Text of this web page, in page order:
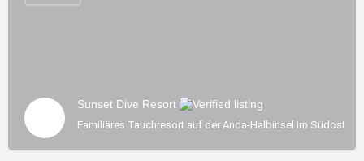
Sunset Dive Resort
Familiäres Tauchresort auf der Anda-Halbinsel im Südosten